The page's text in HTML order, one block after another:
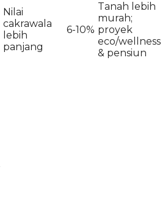
Nilai
cakrawala
lebih
panjang
6-10%
Tanah lebih
murah;
proyek
eco/wellness
& pensiun